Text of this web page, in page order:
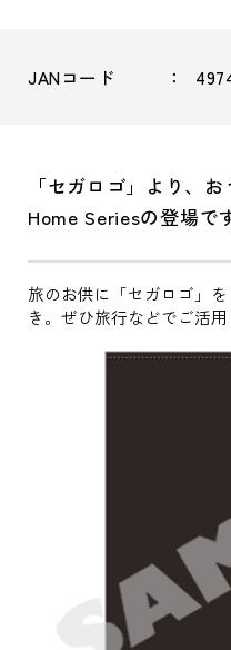
JANコード
「セガロゴ」より、
Home Seriesの登場で
旅のお供に「セガロゴ」
き。ぜひ旅行などでご活用